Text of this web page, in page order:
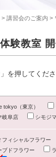
> 講習会のご案内 >
験教室
を押してくだ
tokyo（東京）
岐阜店
シモジ
フィシャルフラワー
ブドフラワー